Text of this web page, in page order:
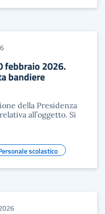
febbraio 2026.
bandiere
della Presidenza
all’oggetto. Si
scolastico